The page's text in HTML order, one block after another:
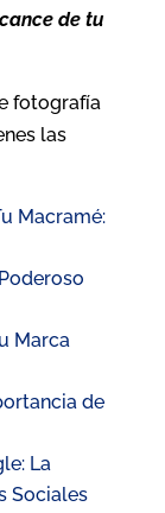
de tu
fotografía
las
Macramé:
Marca
de
La
Sociales